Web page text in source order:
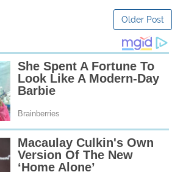
Older Post